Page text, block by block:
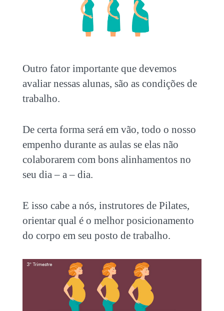
Outro fator importante que devemos
avaliar nessas alunas, são as condições de
trabalho.
De certa forma será em vão, todo o nosso
empenho durante as aulas se elas não
colaborarem com bons alinhamentos no
seu dia – a – dia.
E isso cabe a nós, instrutores de Pilates,
orientar qual é o melhor posicionamento
do corpo em seu posto de trabalho.